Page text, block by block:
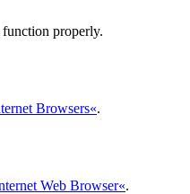
properly.
Browsers«.
Web Browser«.